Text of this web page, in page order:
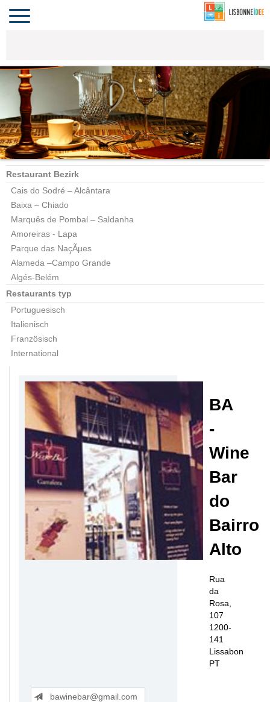
LE PORTUGAL
Toggle
navigation
Restaurant Bezirk
Cais do Sodré – Alcântara
Baixa – Chiado
Marquês de Pombal – Saldanha
Amoreiras - Lapa
Parque das NaçÃµes
Alameda –Campo Grande
Algés-Belém
Restaurants typ
Portuguesisch
Italienisch
Französisch
International
BA
-
Wine
Bar
do
Bairro
Alto
Rua
da
Rosa,
107
1200-
141
Lissabon
PT
bawinebar@gmail.com